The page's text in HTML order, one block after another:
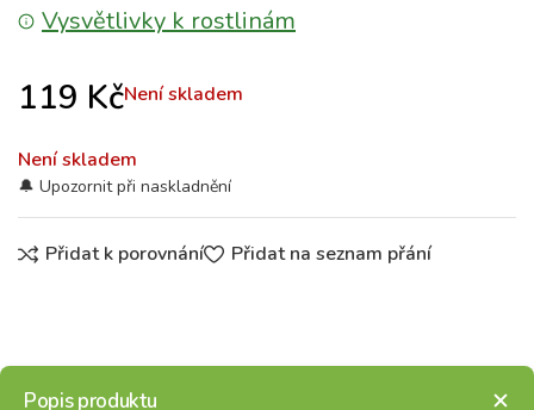
Vysvětlivky k rostlinám
119 KčNení skladem
Není skladem
Přidat k porovnání Přidat na seznam přání
Popis produktu